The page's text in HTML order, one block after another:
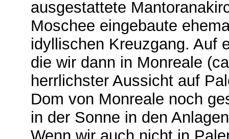
ausgestattete
Moschee eingebaute
idyllischen Kreuzgang. Auf
die wir dann in Monreale
herrlichster Aussicht auf
Dom von Monreale noch
in der Sonne in den